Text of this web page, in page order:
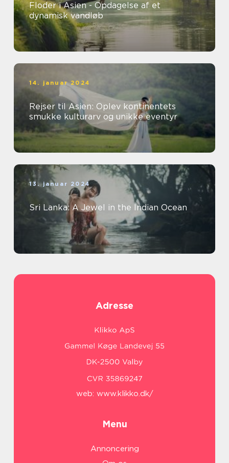
Floder i Asien - Opdagelse af et
dynamisk vandløb
14. januar 2024
Rejser til Asien: Oplev kontinentets
smukke kulturarv og unikke eventyr
13. januar 2024
Sri Lanka: A Jewel in the Indian Ocean
Adresse
web: www.klikko.dk/
Menu
Annoncering